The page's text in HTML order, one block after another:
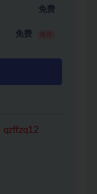
免费
免费
qzffzq12